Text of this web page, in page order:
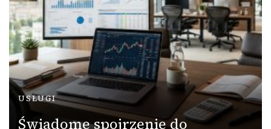
USŁUGI
Świadome spojrzenie do